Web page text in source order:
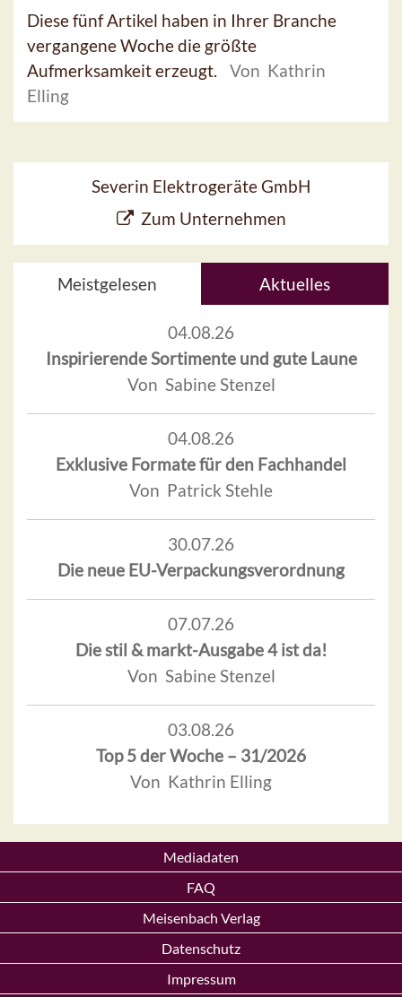
Diese fünf Artikel haben in Ihrer Branche
vergangene Woche die größte
Aufmerksamkeit erzeugt.
Von Kathrin
Elling
Severin Elektrogeräte GmbH
Zum Unternehmen
Meistgelesen Aktuelles
04.08.26
Inspirierende Sortimente und gute Laune
Von Sabine Stenzel
04.08.26
Exklusive Formate für den Fachhandel
Von Patrick Stehle
30.07.26
Die neue EU-Verpackungsverordnung
07.07.26
Die stil & markt-Ausgabe 4 ist da!
Von Sabine Stenzel
03.08.26
Top 5 der Woche – 31/2026
Von Kathrin Elling
Mediadaten
FAQ
Meisenbach Verlag
Datenschutz
Impressum